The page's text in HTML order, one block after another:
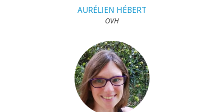
AURÉLIEN HÉBERT
OVH